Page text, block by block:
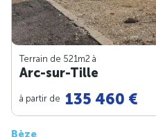
Terrain de 521m2 à
Arc-sur-Tille
à partir de 135 460 €
Bèze